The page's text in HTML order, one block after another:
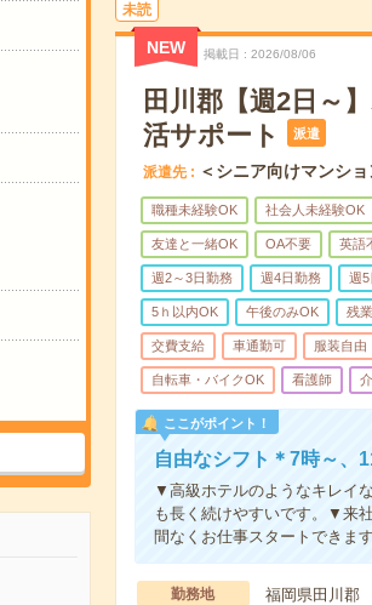
未読
NEW 掲載日 2026/08/06
田川郡【週2日～
活サポート
派遣
派遣先 ＜シニア向けマンショ
職種未経験OK 社会人未経験OK
友達と一緒OK OA不要 英語
週2～3日勤務 週4日勤務 週5
5ｈ以内OK 午後のみOK 残
交費支給 車通勤可 服装自由
自転車・バイクOK 看護師
ここがポイント！
自由なシフト＊7時～、
▼高級ホテルのようなキレイ
も長く続けやすいです。▼来
間なくお仕事スタートできます
勤務地
福岡県田川郡